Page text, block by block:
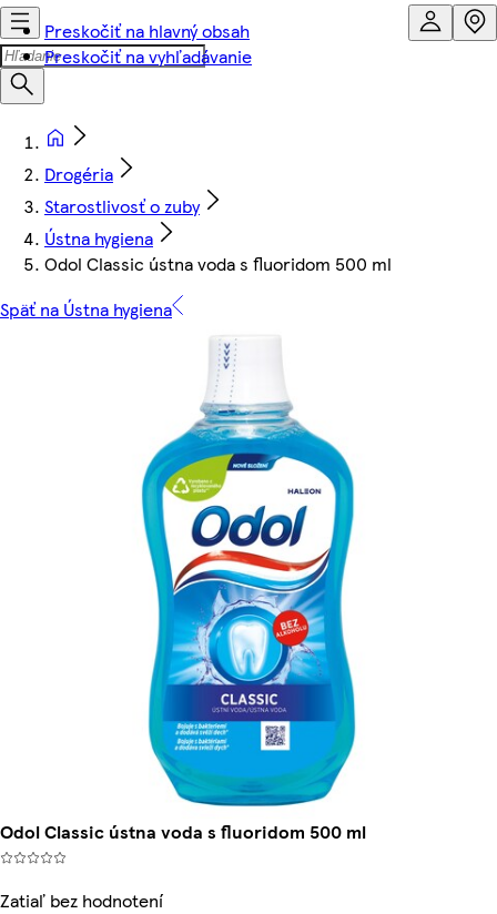
Preskočiť na hlavný obsah
Preskočiť na vyhľadávanie
Drogéria
Starostlivosť o zuby
Ústna hygiena
Odol Classic ústna voda s fluoridom 500 ml
Späť na Ústna hygiena
Odol Classic ústna voda s fluoridom 500 ml
Zatiaľ bez hodnotení